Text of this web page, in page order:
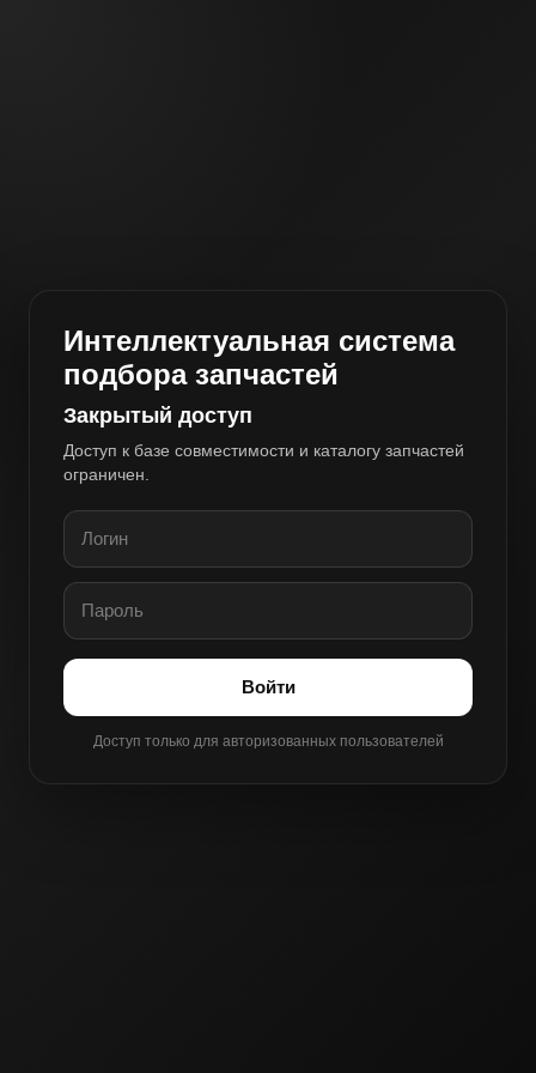
Интеллектуальная система
подбора запчастей
Закрытый доступ
Доступ к базе совместимости и каталогу запчастей
ограничен.
Войти
Доступ только для авторизованных пользователей